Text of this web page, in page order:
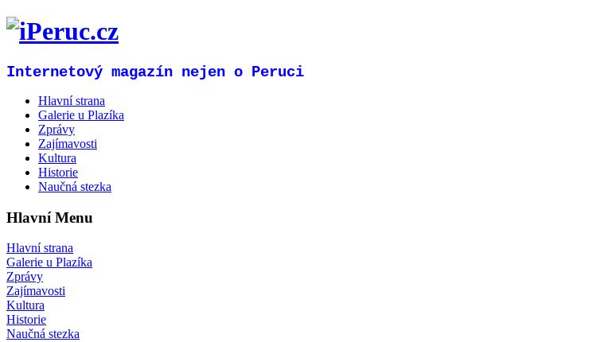
Internetový magazín nejen o Peruci
Hlavní strana
Galerie u Plazíka
Zprávy
Zajímavosti
Kultura
Historie
Naučná stezka
Hlavní Menu
Hlavní strana
Galerie u Plazíka
Zprávy
Zajímavosti
Kultura
Historie
Naučná stezka